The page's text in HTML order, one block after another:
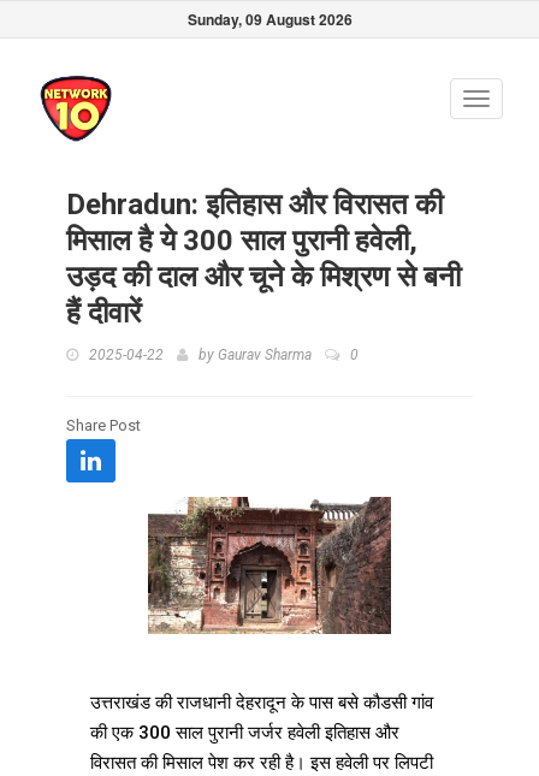
Sunday, 09 August 2026
Toggle
Dehradun: इतिहास और विरासत की
मिसाल है ये 300 साल पुरानी हवेली,
उड़द की दाल और चूने के मिश्रण से बनी
हैं दीवारें
2025-04-22 by Gaurav Sharma 0
Share Post
उत्तराखंड की राजधानी देहरादून के पास बसे कौडसी गांव
की एक 300 साल पुरानी जर्जर हवेली इतिहास और
विरासत की मिसाल पेश कर रही है। इस हवेली पर लिपटी